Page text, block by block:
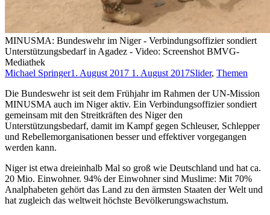
MINUSMA: Bundeswehr im Niger - Verbindungsoffizier sondiert
Unterstützungsbedarf in Agadez - Video: Screenshot BMVG-
Mediathek
Michael Springer1. August 2017 1. August 2017Slider, Themen
Die Bundeswehr ist seit dem Frühjahr im Rahmen der UN-Mission
MINUSMA auch im Niger aktiv. Ein Verbindungsoffizier sondiert
gemeinsam mit den Streitkräften des Niger den
Unterstützungsbedarf, damit im Kampf gegen Schleuser, Schlepper
und Rebellemorganisationen besser und effektiver vorgegangen
werden kann.
Niger ist etwa dreieinhalb Mal so groß wie Deutschland und hat ca.
20 Mio. Einwohner. 94% der Einwohner sind Muslime: Mit 70%
Analphabeten gehört das Land zu den ärmsten Staaten der Welt und
hat zugleich das weltweit höchste Bevölkerungswachstum.